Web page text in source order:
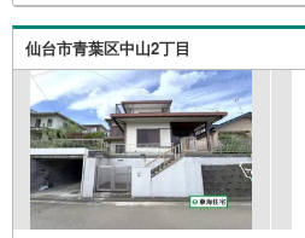
ッズスペースも完備！お子
越しください。営業時間
日 ※店舗により変動あり）
どうぞお気軽にお問い合わ
仙台市青葉区中山2丁目